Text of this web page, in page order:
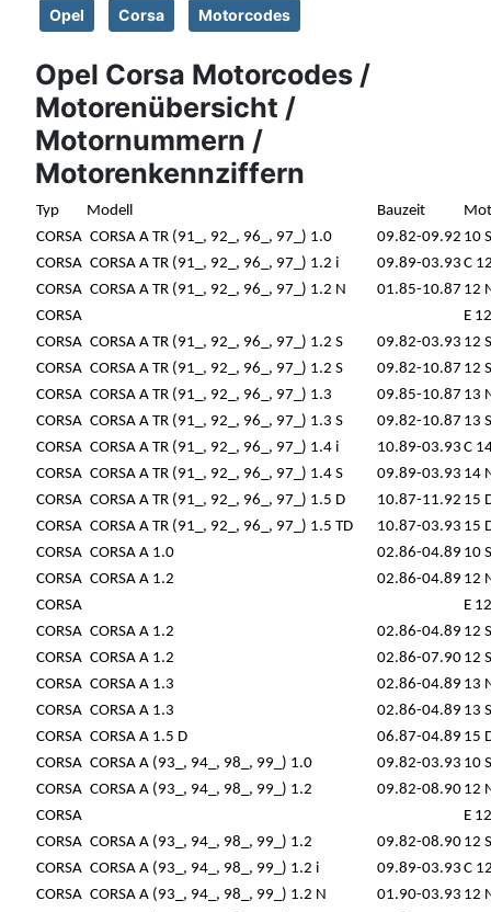
Opel Corsa Motorcodes
Opel Corsa Motorcodes /
Motorenübersicht /
Motornummern /
Motorenkennziffern
Typ Modell Bauzeit
CORSA CORSA A TR (91_, 92_, 96_, 97_) 1.0 09.82-09.92 10 S
CORSA CORSA A TR (91_, 92_, 96_, 97_) 1.2 i 09.89-03.93 C
CORSA CORSA A TR (91_, 92_, 96_, 97_) 1.2 N 01.85-10.87 12
CORSA
E
CORSA CORSA A TR (91_, 92_, 96_, 97_) 1.2 S 09.82-03.93 12
CORSA CORSA A TR (91_, 92_, 96_, 97_) 1.2 S 09.82-10.87 12 S
CORSA CORSA A TR (91_, 92_, 96_, 97_) 1.3 09.85-10.87 13
CORSA CORSA A TR (91_, 92_, 96_, 97_) 1.3 S 09.82-10.87 13
CORSA CORSA A TR (91_, 92_, 96_, 97_) 1.4 i 10.89-03.93 C
CORSA CORSA A TR (91_, 92_, 96_, 97_) 1.4 S 09.89-03.93 14
CORSA CORSA A TR (91_, 92_, 96_, 97_) 1.5 D 10.87-11.92 15
CORSA CORSA A TR (91_, 92_, 96_, 97_) 1.5 TD 10.87-03.93 15
CORSA CORSA A 1.0 02.86-04.89 10 S
CORSA CORSA A 1.2 02.86-04.89 12
CORSA
E
CORSA CORSA A 1.2 02.86-04.89 12
CORSA CORSA A 1.2 02.86-07.90 12 S
CORSA CORSA A 1.3 02.86-04.89 13
CORSA CORSA A 1.3 02.86-04.89 13
CORSA CORSA A 1.5 D 06.87-04.89 15
CORSA CORSA A (93_, 94_, 98_, 99_) 1.0 09.82-03.93 10 S
CORSA CORSA A (93_, 94_, 98_, 99_) 1.2 09.82-08.90 12
CORSA
E
CORSA CORSA A (93_, 94_, 98_, 99_) 1.2 09.82-08.90 12 S
CORSA CORSA A (93_, 94_, 98_, 99_) 1.2 i 09.89-03.93 C
CORSA CORSA A (93_, 94_, 98_, 99_) 1.2 N 01.90-03.93 12